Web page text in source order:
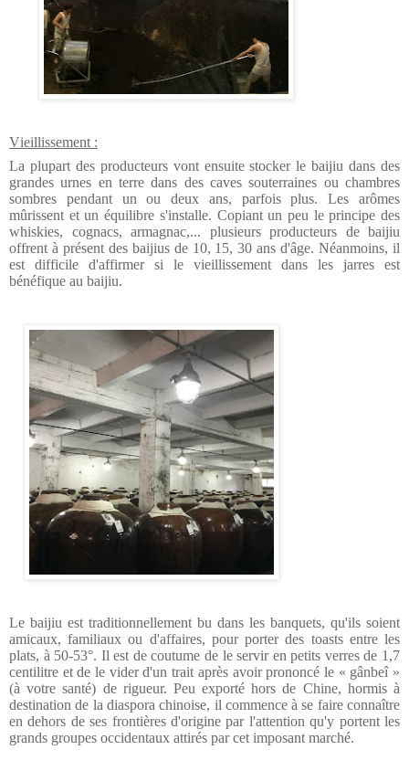
Vieillissement :
La plupart des producteurs vont ensuite stocker le baijiu dans des
grandes urnes en terre dans des caves souterraines ou chambres
sombres pendant un ou deux ans, parfois plus. Les arômes
mûrissent et un équilibre s'installe. Copiant un peu le principe des
whiskies, cognacs, armagnac,... plusieurs producteurs de baijiu
offrent à présent des baijius de 10, 15, 30 ans d'âge. Néanmoins, il
est difficile d'affirmer si le vieillissement dans les jarres est
bénéfique au baijiu.
Le baijiu est traditionnellement bu dans les banquets, qu'ils soient
amicaux, familiaux ou d'affaires, pour porter des toasts entre les
plats, à 50-53°. Il est de coutume de le servir en petits verres de 1,7
centilitre et de le vider d'un trait après avoir prononcé le « gânbeî »
(à votre santé) de rigueur. Peu exporté hors de Chine, hormis à
destination de la diaspora chinoise, il commence à se faire connaître
en dehors de ses frontières d'origine par l'attention qu'y portent les
grands groupes occidentaux attirés par cet imposant marché.